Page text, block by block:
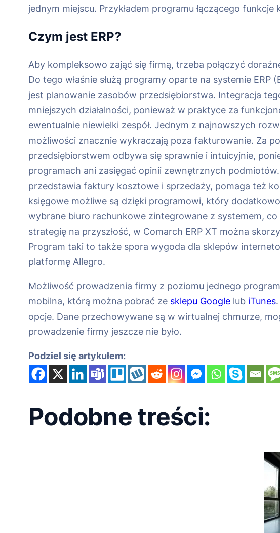
jednym miejscu. Przykładem programu łączącego funkcje
Czym jest ERP?
Aby kompleksowo zająć się firmą, trzeba połączyć
Do tego właśnie służą programy oparte na systemie
jest planowanie zasobów przedsiębiorstwa. Integracja
mniejszych działalności, ponieważ w praktyce za
ewentualnie niewielki zespół. Jednym z najnowszych
możliwości znacznie wykraczają poza fakturowanie. Za
przedsiębiorstwem odbywa się sprawnie i intuicyjnie,
programach ani zasięgać opinii zewnętrznych
przedstawia faktury kosztowe i sprzedaży, pomaga też
księgowe możliwe są dzięki programowi, który
wybrane biuro rachunkowe zintegrowane z systemem,
strategię na przyszłość, w Comarch ERP XT można
Program taki to także spora wygoda dla sklepów
platformę Allegro.
Możliwość prowadzenia firmy z poziomu jednego
mobilna, którą można pobrać ze sklepu Google lub iTunes
opcje. Dane przechowywane są w wirtualnej chmurze,
prowadzenie firmy jeszcze nie było.
Podziel się artykułem:
Podobne treści: